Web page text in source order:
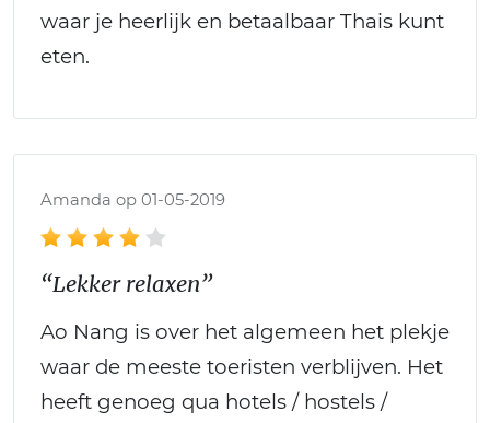
waar je heerlijk en betaalbaar Thais kunt
eten.
Amanda op 01-05-2019
“Lekker relaxen”
Ao Nang is over het algemeen het plekje
waar de meeste toeristen verblijven. Het
heeft genoeg qua hotels / hostels /